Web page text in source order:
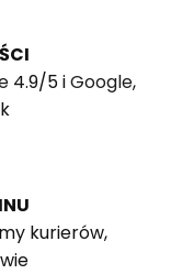
4.9/5 iGoogle,
kurierów,